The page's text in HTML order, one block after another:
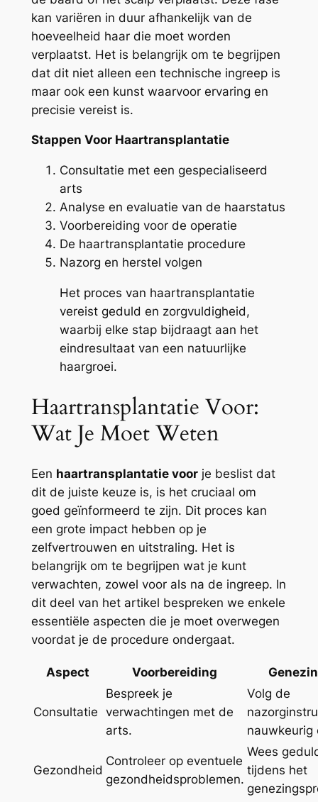
kan variëren in duur afhankelijk van de
hoeveelheid haar die moet worden
verplaatst. Het is belangrijk om te begrijpen
dat dit niet alleen een technische ingreep is
maar ook een kunst waarvoor ervaring en
precisie vereist is.
Stappen Voor Haartransplantatie
Consultatie met een gespecialiseerd
arts
Analyse en evaluatie van de haarstatus
Voorbereiding voor de operatie
De haartransplantatie procedure
Nazorg en herstel volgen
Het proces van haartransplantatie
vereist geduld en zorgvuldigheid,
waarbij elke stap bijdraagt aan het
eindresultaat van een natuurlijke
haargroei.
Haartransplantatie Voor:
Wat Je Moet Weten
Een haartransplantatie voorje beslist dat
dit de juiste keuze is, is het cruciaal om
goed geïnformeerd te zijn. Dit proces kan
een grote impact hebben op je
zelfvertrouwen en uitstraling. Het is
belangrijk om te begrijpen wat je kunt
verwachten, zowel voor als na de ingreep. In
dit deel van het artikel bespreken we enkele
essentiële aspecten die je moet overwegen
voordat je de procedure ondergaat.
Aspect Voorbereiding
Consultatie
Bespreek je
verwachtingen met de
arts.
Volg de
nauwkeurig
Gezondheid
Controleer op eventuele
gezondheidsproblemen.
Wees
tijdens het